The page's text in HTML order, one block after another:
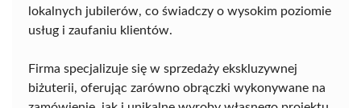
lokalnych jubilerów, co świadczy o wysokim poziomie
usług i zaufaniu klientów.
Firma specjalizuje się w sprzedaży ekskluzywnej
biżuterii, oferując zarówno obrączki wykonywane na